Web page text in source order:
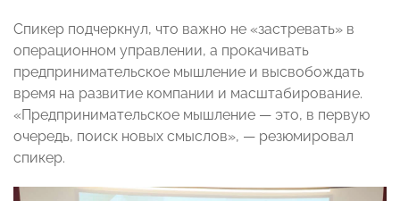
Спикер подчеркнул, что важно не «застревать» в
операционном управлении, а прокачивать
предпринимательское мышление и высвобождать
время на развитие компании и масштабирование.
«Предпринимательское мышление — это, в первую
очередь, поиск новых смыслов», — резюмировал
спикер.